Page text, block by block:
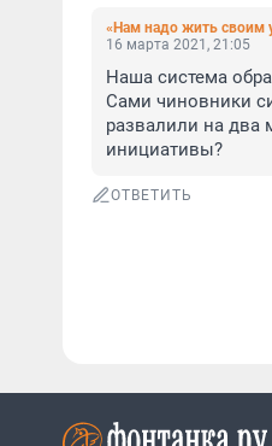
«Нам надо жить своим
16 марта 2021, 21:05
Наша система
Сами чиновники
развалили на два
инициативы?
ОТВЕТИТЬ